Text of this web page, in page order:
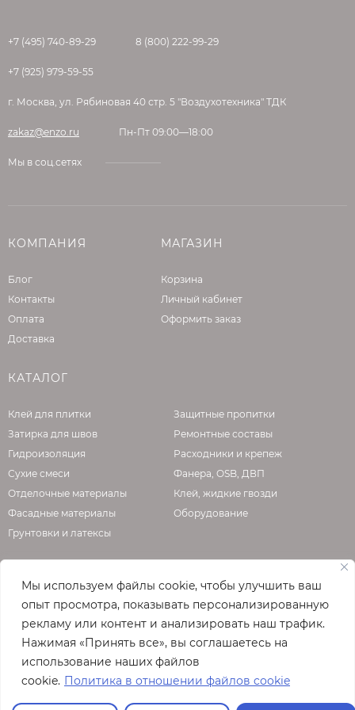
Мы используем файлы cookie, чтобы улучшить ваш
опыт просмотра, показывать персонализированную
рекламу или контент и анализировать наш трафик.
Нажимая «Принять все», вы соглашаетесь на
использование наших файлов
cookie. Политика в отношении файлов cookie
ПРИГОТОВЛЕНИЕ РАСТВОРА В
ЗИМНИЙ ПЕРИОД
Для приготовления раствора рекомендуется
смеси на 0,18 – 0,22 л воды и перемешать до
дать отстояться в течение 2-3 минут, затем
повторно перемешать. Перемешивание
производится с помощью соответствующего
инструмента (миксер для растворов,
раствор необходимо использовать в течение
повышении вязкости раствора в емкости (в
пределах времени жизнеспособности)
необходимо тщательно перемешать его без
добавления воды. Для приготовления
раствора использовать только чистые
емкости, инструменты и воду. Во избежание
образования мест с неоднородной
ВЫПОЛНЕНИЕ РАБОТ В
ЗИМНИЙ ПЕРИОД
Основание должно быть очищено от пыли,
+7 (495) 740-89-29 8 (800) 222-99-29
+7 (925) 979-59-55
г. Москва, ул. Рябиновая 40 стр. 5 "Воздухотехника" ТДК
zakaz@enzo.ru Пн-Пт 09:00—18:00
Мы в соц.сетях
КОМПАНИЯ
Блог
Контакты
Оплата
Доставка
МАГАЗИН
Корзина
Личный кабинет
Оформить заказ
КАТАЛОГ
Клей для плитки
Затирка для швов
Гидроизоляция
Сухие смеси
Отделочные материалы
Фасадные материалы
Грунтовки и латексы
Защитные пропитки
Ремонтные составы
Расходники и крепеж
Фанера, OSB, ДВП
Клей, жидкие гвозди
Оборудование
О КОМПАНИИ
Официальная страница сайта
Полная версия сайта